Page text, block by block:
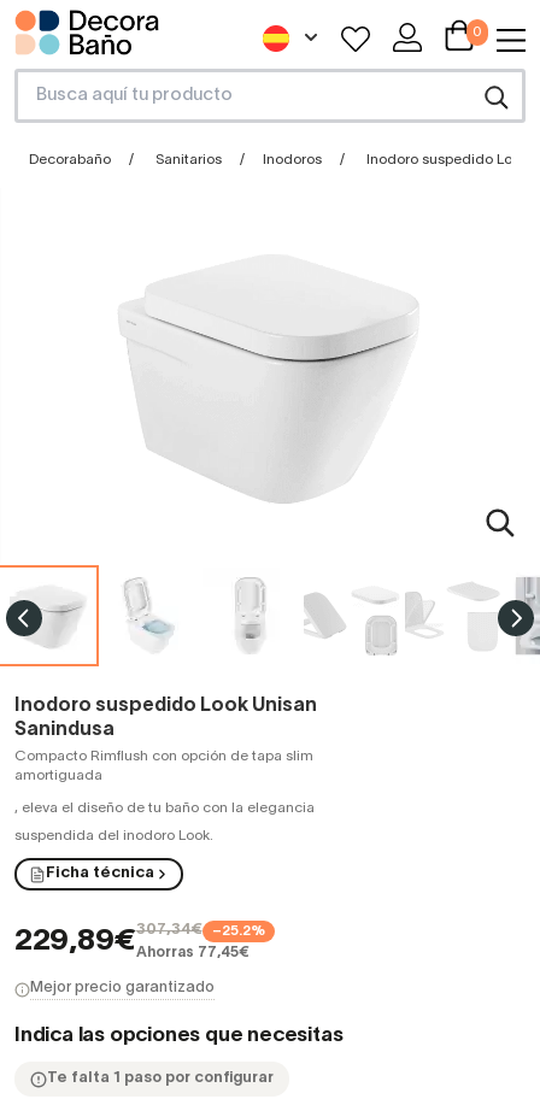
0
Decorabaño Sanitarios Inodoros Inodoro suspedido Look
Inodoro suspedido Look Unisan
Sanindusa
Compacto Rimflush con opción de tapa slim
amortiguada
, eleva el diseño de tu baño con la elegancia
suspendida del inodoro Look.
Ficha técnica
229,89€307,34€ −25.2%
Ahorras 77,45€
Mejor precio garantizado
Indica las opciones que necesitas
Te falta 1 paso por configurar